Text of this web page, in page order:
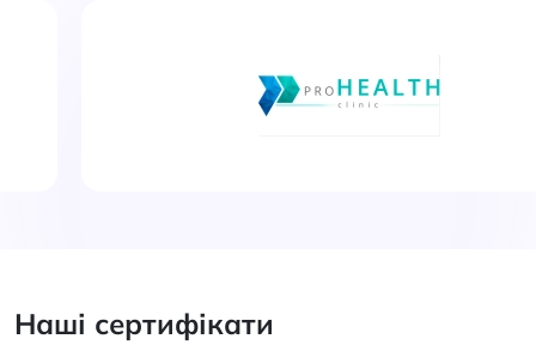
Наші сертифікати